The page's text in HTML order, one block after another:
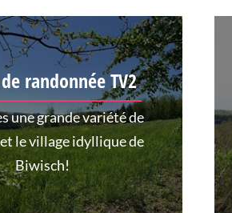
randonnée TV2
une grande variété de
le village idyllique de
Biwisch!